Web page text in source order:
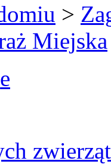
>
Miejska
zwierząt